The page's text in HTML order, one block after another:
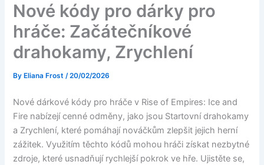
Nové kódy pro dárky pro
hráče: Začátečníkové
drahokamy, Zrychlení
By Eliana Frost/20/02/2026
Nové dárkové kódy pro hráče v Rise of Empires: Ice and
Fire nabízejí cenné odměny, jako jsou Startovní drahokamy
a Zrychlení, které pomáhají nováčkům zlepšit jejich herní
zážitek. Využitím těchto kódů mohou hráči získat nezbytné
zdroje, které usnadňují rychlejší pokrok ve hře. Ujistěte se,